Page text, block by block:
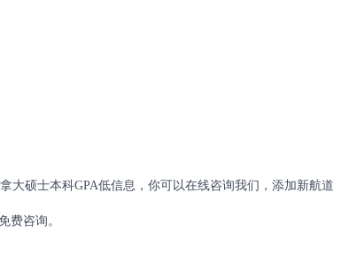
硕士本科GPA低信息，你可以在线咨询我们，添加新航道
费咨询。